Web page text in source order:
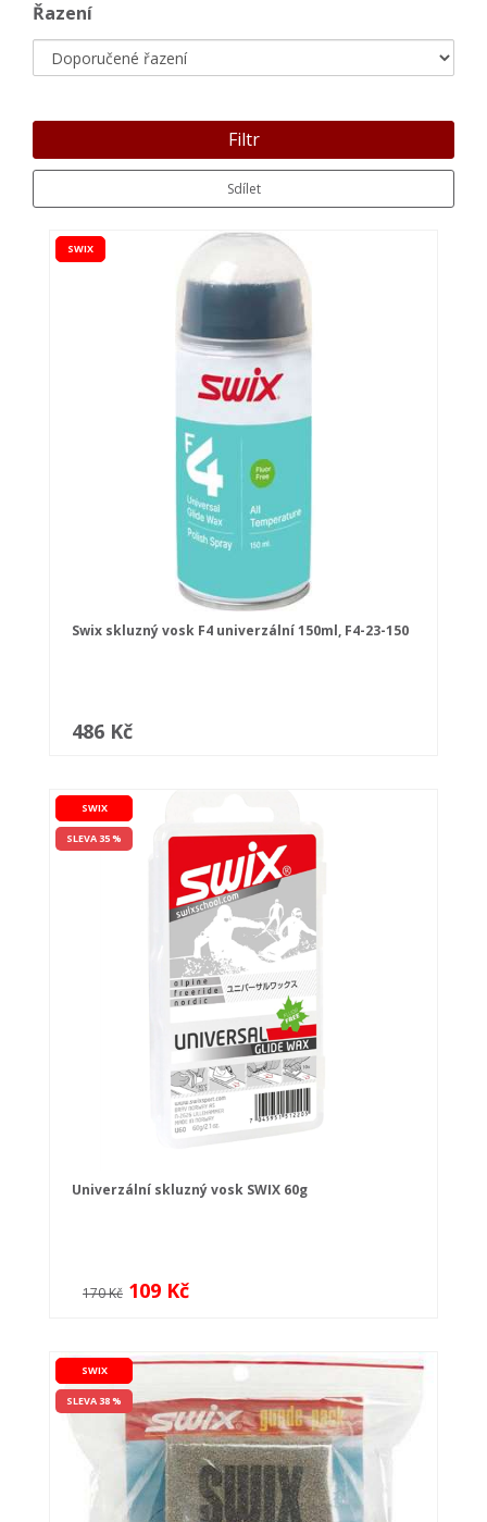
Řazení
Filtr
Sdílet
SWIX
Swix skluzný vosk F4 univerzální 150ml, F4-23-150
486 Kč
SWIX
SLEVA 35 %
Univerzální skluzný vosk SWIX 60g
170 Kč 109 Kč
SWIX
SLEVA 38 %